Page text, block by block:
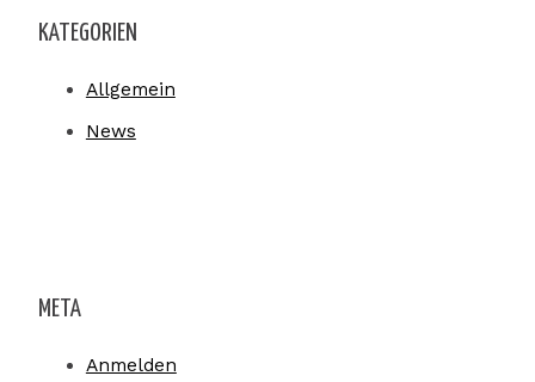
KATEGORIEN
Allgemein
News
META
Anmelden